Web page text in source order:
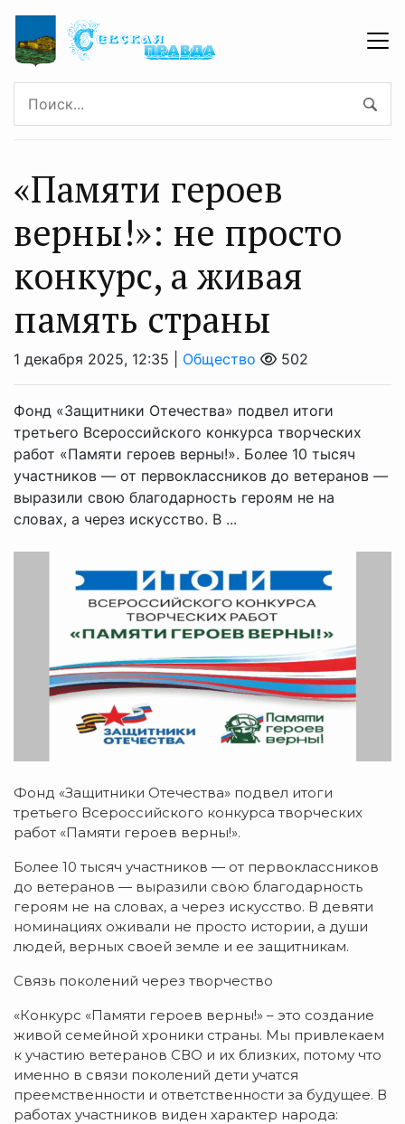
«Памяти героев
верны!»: не просто
конкурс, а живая
память страны
1 декабря 2025, 12:35 | Общество 502
Фонд «Защитники Отечества» подвел итоги
третьего Всероссийского конкурса творческих
работ «Памяти героев верны!». Более 10 тысяч
участников — от первоклассников до ветеранов —
выразили свою благодарность героям не на
словах, а через искусство. В ...
Фонд «Защитники Отечества» подвел итоги
третьего Всероссийского конкурса творческих
работ «Памяти героев верны!».
Более 10 тысяч участников — от первоклассников
до ветеранов — выразили свою благодарность
героям не на словах, а через искусство. В девяти
номинациях оживали не просто истории, а души
людей, верных своей земле и ее защитникам.
Связь поколений через творчество
«Конкурс «Памяти героев верны!» – это создание
живой семейной хроники страны. Мы привлекаем
к участию ветеранов СВО и их близких, потому что
именно в связи поколений дети учатся
преемственности и ответственности за будущее. В
работах участников виден характер народа: